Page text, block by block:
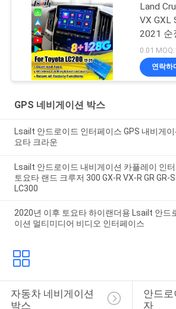
Land
VX GXL
2021 순
드를 위
티미디
이스 (무
0.01
연락하
GPS 네비게이션 박스
Lsailt 안드로이드 인터페이스 GPS 내비게
요타 크라운
Lsailt 안드로이드 내비게이션 카플레이 인
토요타 랜드 크루저 300 GX-R VX-R GR GR-
LC300
2020년 이후 토요타 하이랜더용 Lsailt 안드
이션 멀티미디어 비디오 인터페이스
자동차 네비게이션
박스
안드
자